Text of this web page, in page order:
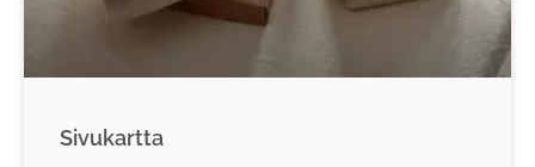
Sivukartta